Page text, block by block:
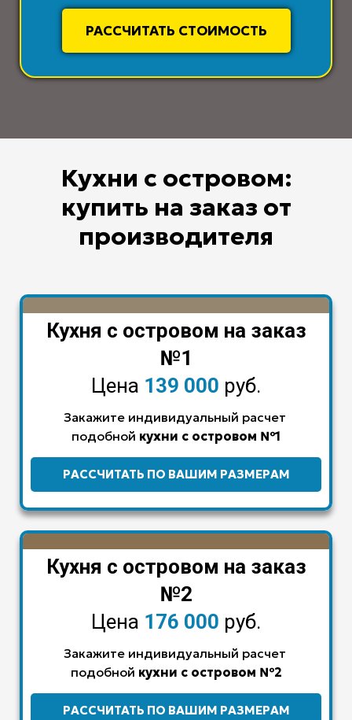
РАССЧИТАТЬ СТОИМОСТЬ
Кухни с островом:
купить на заказ от
производителя
Кухня с островом на заказ
№1
Цена 139 000 руб.
Закажите индивидуальный расчет
подобной кухни с островом №1
РАССЧИТАТЬ ПО ВАШИМ РАЗМЕРАМ
Кухня с островом на заказ
№2
Цена 176 000 руб.
Закажите индивидуальный расчет
подобной кухни с островом №2
РАССЧИТАТЬ ПО ВАШИМ РАЗМЕРАМ